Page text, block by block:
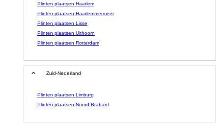
Plinten plaatsen Haarlem
Plinten plaatsen Haarlemmermeer
Plinten plaatsen Lisse
Plinten plaatsen Uithoorn
Plinten plaatsen Rotterdam
Zuid-Nederland
Plinten plaatsen Limburg
Plinten plaatsen Noord-Brabant